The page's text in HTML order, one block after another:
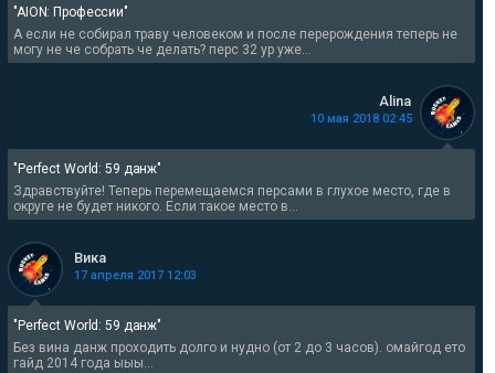
"AION: Профессии"
А если не собирал траву человеком и после перерождения теперь не
могу не че собрать че делать? перс 32 ур уже...
"Perfect World: 59 данж"
Здравствуйте! Теперь перемещаемся персами в глухое место, где в
округе не будет никого. Если такое место в...
Alina
10 мая 2018 02:45
"Perfect World: 59 данж"
Без вина данж проходить долго и нудно (от 2 до 3 часов). омайгод ето
гайд 2014 года ыыы...
Вика
17 апреля 2017 12:03